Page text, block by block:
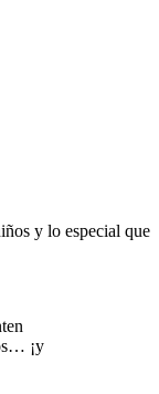
y lo especial que
¡y